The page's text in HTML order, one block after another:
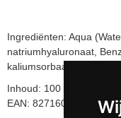
Ingrediënten: Aqua
natriumhyaluronaat,
kaliumsorbaat,
Inhoud: 100 ml
EAN: 827160110147